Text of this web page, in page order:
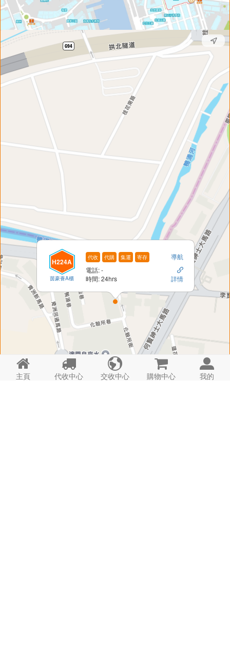

主頁

代收中心

交收中心

購物中心

我的
H224A
茵豪薈A櫃
代收 代購 集運 寄存
導航
電話: -

時間: 24hrs 詳情